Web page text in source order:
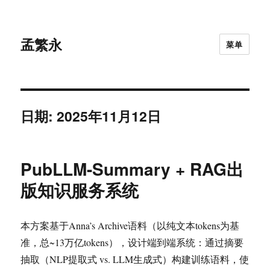
孟繁永 菜单
日期:2025年11月12日
PubLLM-Summary + RAG出
版知识服务系统
本方案基于Anna’s Archive语料（以纯文本tokens为基
准，总~13万亿tokens），设计端到端系统：通过摘要
抽取（NLP提取式 vs. LLM生成式）构建训练语料，使